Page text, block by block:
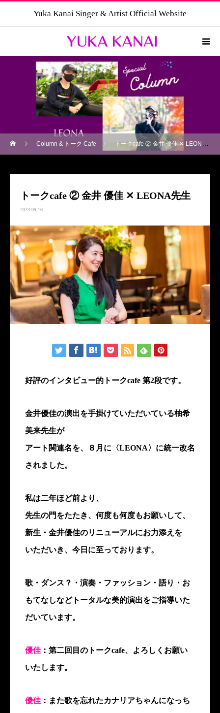
Yuka Kanai Singer & Artist Official Website
Column & トーク Cafe トークcafe ② 金井 優佳 ✕ LEONA先生
トークcafe ② 金井 優佳 ✕ LEONA先生
2023.09.16
好評のインタビュー的トークcafe 第2段です。
金井優佳の演出を手掛けていただいている柚希
美来先生が
アート関連名を、８月に〈LEONA〉に統一改名
されました。
私は二年ほど前より、
先生の門をたたき、何度も何度もお願いして、
新生・金井優佳のリニューアルにお力添えを
いただいき、今日に至っております。
歌・ダンス？・演奏・ファッション・語り・お
もてなしなどトータルな美的演出をご指導いた
だいています。
優佳 ：第二回目のトークcafe、よろしくお願い
いたします。
優佳 ：また歌を忘れたカナリアちゃんになっち